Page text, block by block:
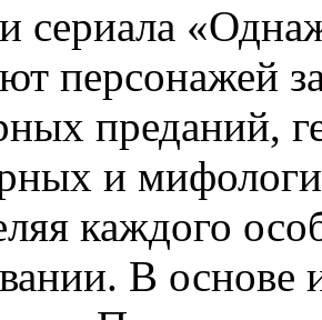
сериала
персонажей
преданий,
и
каждого
В основе